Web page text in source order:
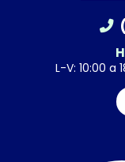
L-V: 10:00 a